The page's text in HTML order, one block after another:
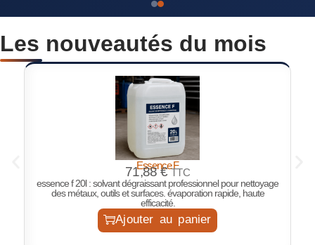
Les nouveautés du mois
Essence F
71,88€ TTC
essence f 20l : solvant dégraissant professionnel pour nettoyage
des métaux, outils et surfaces. évaporation rapide, haute
efficacité.
Ajouter au panier